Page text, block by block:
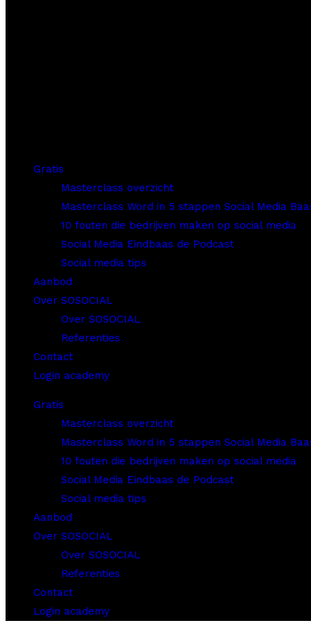
Gratis
Masterclass overzicht
Masterclass Word in 5 stappen Social Media
10 fouten die bedrijven maken op social media
Social Media Eindbaas de Podcast
Social media tips
Aanbod
Over SOSOCIAL
Over SOSOCIAL
Referenties
Contact
Login academy
Gratis
Masterclass overzicht
Masterclass Word in 5 stappen Social Media
10 fouten die bedrijven maken op social media
Social Media Eindbaas de Podcast
Social media tips
Aanbod
Over SOSOCIAL
Over SOSOCIAL
Referenties
Contact
Login academy